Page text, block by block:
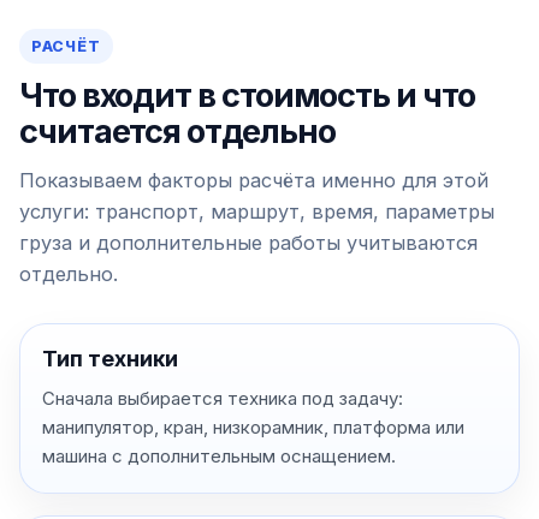
РАСЧЁТ
Что входит в стоимость и что
считается отдельно
Показываем факторы расчёта именно для этой
услуги: транспорт, маршрут, время, параметры
груза и дополнительные работы учитываются
отдельно.
Тип техники
Сначала выбирается техника под задачу:
манипулятор, кран, низкорамник, платформа или
машина с дополнительным оснащением.